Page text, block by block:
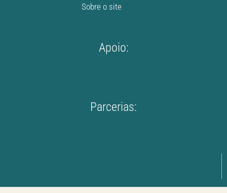
Sobre o site
Apoio:
Parcerias: